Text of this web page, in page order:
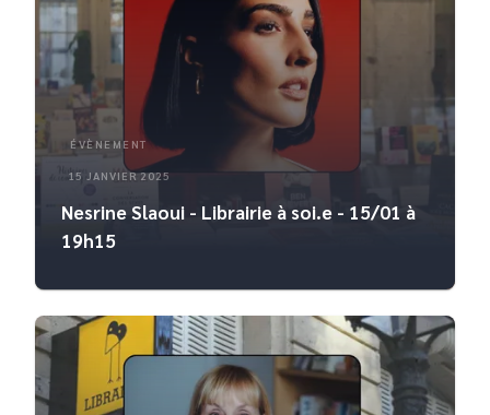
ÉVÈNEMENT
15 JANVIER 2025
Nesrine Slaoui - Librairie à soi.e - 15/01 à
19h15